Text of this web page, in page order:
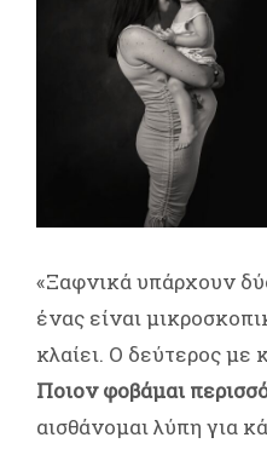
«Ξαφνικά υπάρχουν
ένας είναι
κλαίει. Ο δεύτερος με
Ποιον φοβάμαι
αισθάνομαι λύπη για